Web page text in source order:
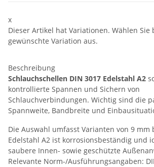
x
Dieser Artikel hat Variationen. Wählen Sie
gewünschte Variation aus.
Beschreibung
Schlauchschellen DIN 3017 Edelstahl A2
kontrollierte Spannen und Sichern von
Schlauchverbindungen. Wichtig sind die
Spannweite, Bandbreite und
Die Auswahl umfasst Varianten von 9 mm
Edelstahl A2 ist korrosionsbeständig und
saubere Innen- sowie geschützte
Relevante Norm-/Ausführungsangaben: